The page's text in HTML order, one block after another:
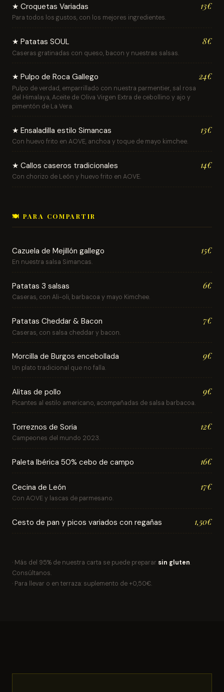
★ Croquetas Variadas
Para todos los gustos, con los mejores ingredientes.
13€
★ Patatas SOUL
Caseras gratinadas con queso, bacon y nuestras salsas.
8€
★ Pulpo de Roca Gallego
Pulpo de verdad, emparrillado con nuestra parmentier, sal rosa
del Himalaya, Aceite de Oliva Virgen Extra de cebollino y ajo y
pimentón de La Vera.
24€
★ Ensaladilla estilo Simancas
Con huevo frito en AOVE, anchoa y toque de mayo kimchee.
13€
★ Callos caseros tradicionales
Con chorizo de León y huevo frito en AOVE.
14€
🍽️ PARA COMPARTIR
Cazuela de Mejillón gallego
En nuestra salsa Simancas.
15€
Patatas 3 salsas
Caseras, con Ali-oli, barbacoa y mayo Kimchee.
6€
Patatas Cheddar & Bacon
Caseras, con salsa cheddar y bacon.
7€
Morcilla de Burgos encebollada
Un plato tradicional que no falla.
9€
Alitas de pollo
Picantes al estilo americano, acompañadas de salsa barbacoa.
9€
Torreznos de Soria
Campeones del mundo 2023.
12€
Paleta Ibérica 50% cebo de campo 16€
Cecina de León
Con AOVE y lascas de parmesano.
17€
Cesto de pan y picos variados con regañas 1,50€
· Más del 95% de nuestra carta se puede preparar sin gluten.
Consúltanos.
· Para llevar o en terraza: suplemento de +0,50€.